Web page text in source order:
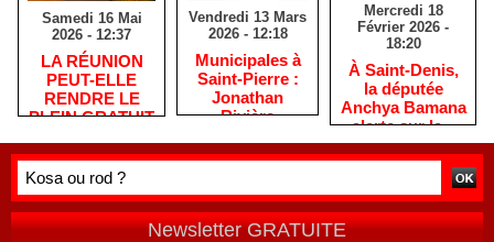
Samedi 16 Mai
2026 - 12:37
​LA RÉUNION
PEUT-ELLE
RENDRE LE
PLEIN GRATUIT
Vendredi 13 Mars
2026 - 12:18
​Municipales à
Saint-Pierre :
Jonathan
Rivière
habitants après
de terrain
Mercredi 18
Février 2026 -
18:20
​À Saint-Denis,
la députée
Anchya Bamana
alerte sur la «
double peine »
vécue par
Newsletter GRATUITE